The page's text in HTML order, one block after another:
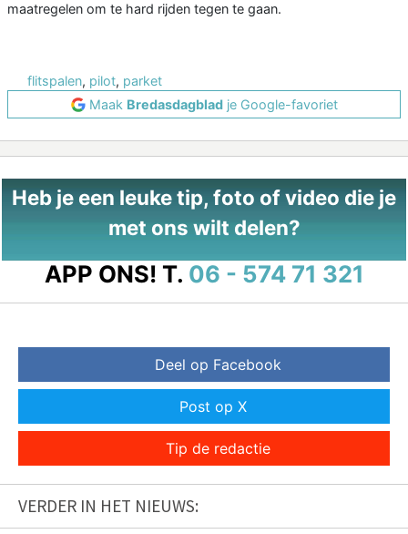
maatregelen om te hard rijden tegen te gaan.
flitspalen, pilot, parket
Maak Bredasdagbladje Google-favoriet
Heb je een leuke tip, foto of video die je
met ons wilt delen?
APP ONS! T. 06 - 574 71 321
Deel op Facebook
Post op X
Tip de redactie
VERDER IN HET NIEUWS: